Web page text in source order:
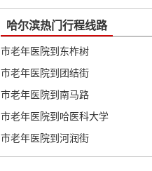
哈尔滨热门行程线路
市老年医院到东柞树
市老年医院到团结街
市老年医院到南马路
市老年医院到哈医科大学
市老年医院到河润街